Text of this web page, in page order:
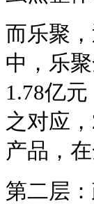
而乐聚
中，乐
1.78亿
之对应
产品，
第二层